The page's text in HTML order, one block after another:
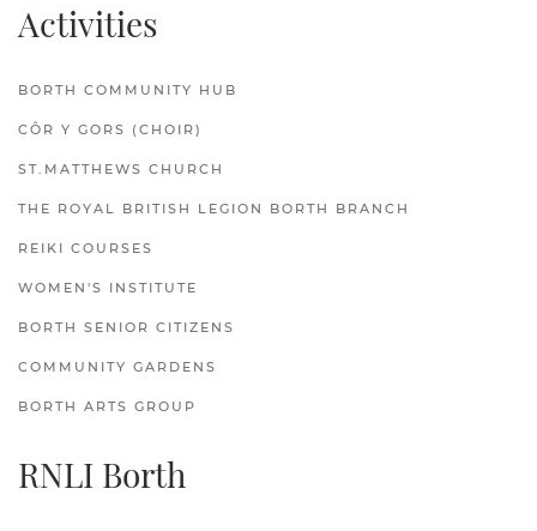
Activities
BORTH COMMUNITY HUB
CÔR Y GORS (CHOIR)
ST.MATTHEWS CHURCH
THE ROYAL BRITISH LEGION BORTH BRANCH
REIKI COURSES
WOMEN'S INSTITUTE
BORTH SENIOR CITIZENS
COMMUNITY GARDENS
BORTH ARTS GROUP
RNLI Borth